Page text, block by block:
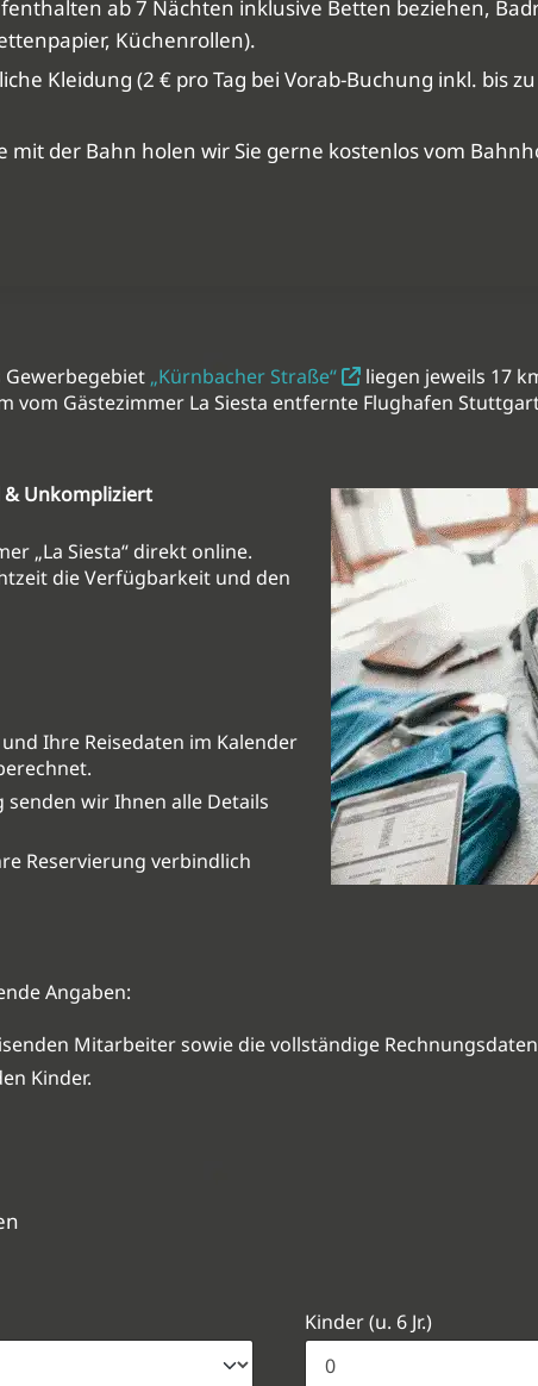
ab 7 Nächten inklusive Betten beziehen,
Küchenrollen).
Kleidung (2 € pro Tag bei Vorab-Buchung inkl. bis
mit der Bahn holen wir Sie gerne kostenlos vom
„Kürnbacher Straße“
liegen jeweils 17
vom Gästezimmer La Siesta entfernte Flughafen
Unkompliziert
„La Siesta“ direkt online.
die Verfügbarkeit und den
Ihre Reisedaten im Kalender
wir Ihnen alle Details
Reservierung verbindlich
Angaben:
Mitarbeiter sowie die vollständige
Kinder.
Kinder (u. 6 Jr.)